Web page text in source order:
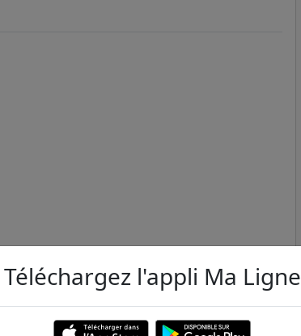
situées à moins de 1km de la gare
Téléchargez l'appli Ma Ligne